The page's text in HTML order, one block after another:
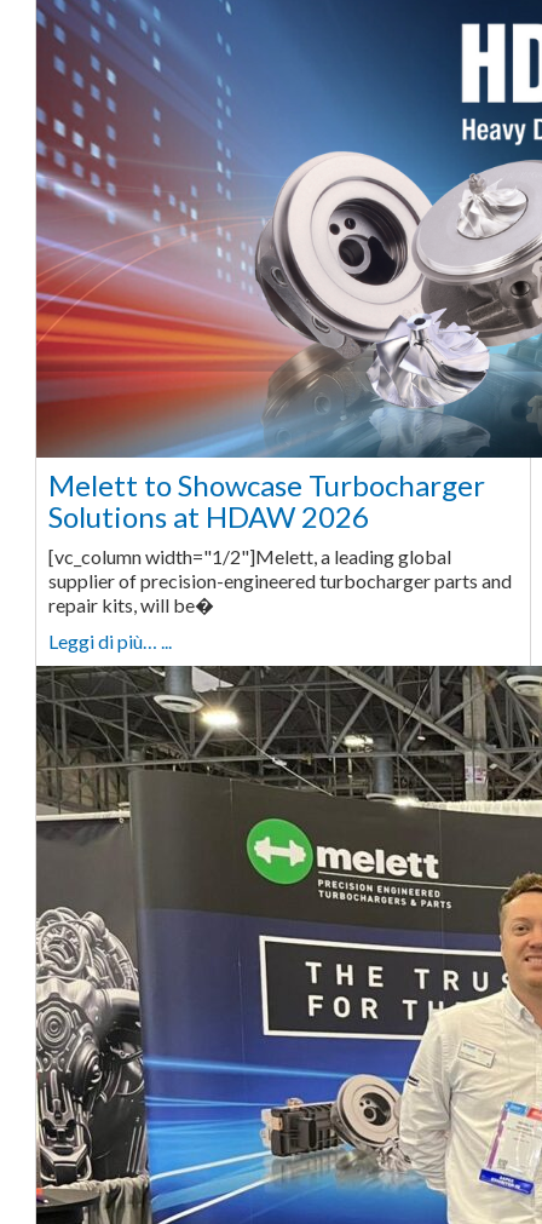
Melett to Showcase Turbocharger
Solutions at HDAW 2026
[vc_column width="1/2"]Melett, a leading global
supplier of precision-engineered turbocharger parts and
repair kits, will be�
Leggi di più… ...